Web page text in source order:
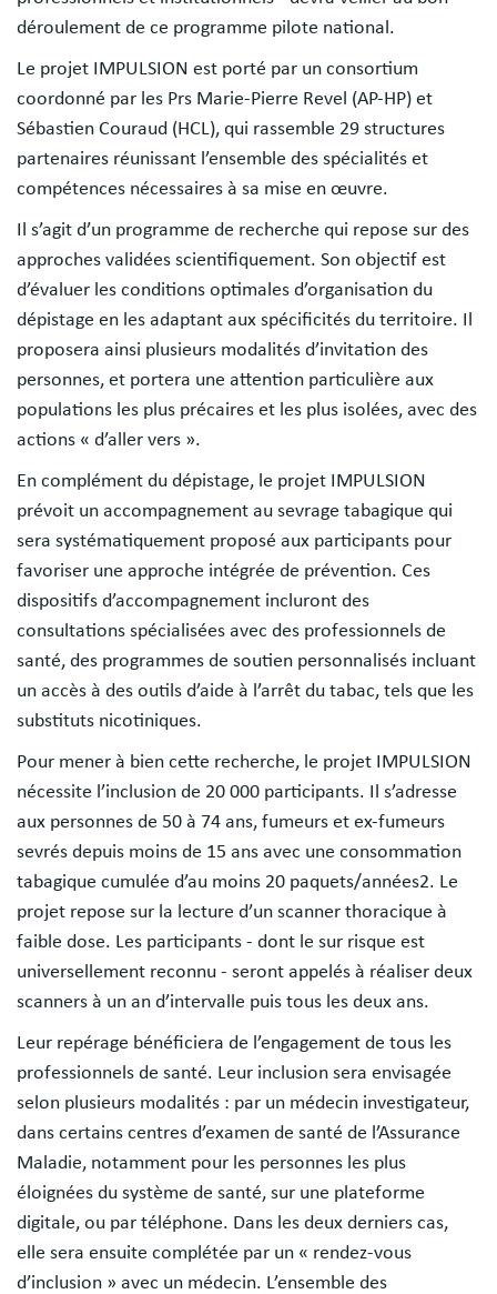
déroulement de ce programme pilote national.
Le projet IMPULSION est porté par un consortium
coordonné par les Prs Marie-Pierre Revel (AP-HP) et
Sébastien Couraud (HCL), qui rassemble 29 structures
partenaires réunissant l’ensemble des spécialités et
compétences nécessaires à sa mise en œuvre.
Il s’agit d’un programme de recherche qui repose sur des
approches validées scientifiquement. Son objectif est
d’évaluer les conditions optimales d’organisation du
dépistage en les adaptant aux spécificités du territoire. Il
proposera ainsi plusieurs modalités d’invitation des
personnes, et portera une attention particulière aux
populations les plus précaires et les plus isolées, avec des
actions « d’aller vers ».
En complément du dépistage, le projet IMPULSION
prévoit un accompagnement au sevrage tabagique qui
sera systématiquement proposé aux participants pour
favoriser une approche intégrée de prévention. Ces
dispositifs d’accompagnement incluront des
consultations spécialisées avec des professionnels de
santé, des programmes de soutien personnalisés incluant
un accès à des outils d’aide à l’arrêt du tabac, tels que les
substituts nicotiniques.
Pour mener à bien cette recherche, le projet IMPULSION
nécessite l’inclusion de 20 000 participants. Il s’adresse
aux personnes de 50 à 74 ans, fumeurs et ex-fumeurs
sevrés depuis moins de 15 ans avec une consommation
tabagique cumulée d’au moins 20 paquets/années2. Le
projet repose sur la lecture d’un scanner thoracique à
faible dose. Les participants - dont le sur risque est
universellement reconnu - seront appelés à réaliser deux
scanners à un an d’intervalle puis tous les deux ans.
Leur repérage bénéficiera de l’engagement de tous les
professionnels de santé. Leur inclusion sera envisagée
selon plusieurs modalités : par un médecin investigateur,
dans certains centres d’examen de santé de l’Assurance
Maladie, notamment pour les personnes les plus
éloignées du système de santé, sur une plateforme
digitale, ou par téléphone. Dans les deux derniers cas,
elle sera ensuite complétée par un « rendez-vous
d’inclusion » avec un médecin. L’ensemble des